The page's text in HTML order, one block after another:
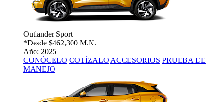
Outlander Sport
*Desde $462,300 M.N.
Año: 2025
CONÓCELO COTÍZALO ACCESORIOS PRUEBA DE
MANEJO